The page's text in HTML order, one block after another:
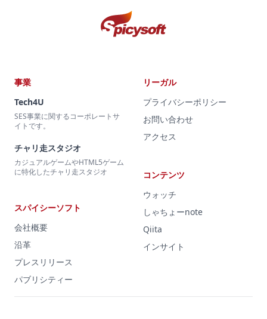
事業
Tech4U
SES事業に関するコーポレートサ
イトです。
チャリ走スタジオ
カジュアルゲームやHTML5ゲーム
に特化したチャリ走スタジオ
スパイシーソフト
会社概要
沿革
プレスリリース
パブリシティー
リーガル
プライバシーポリシー
お問い合わせ
アクセス
コンテンツ
ウォッチ
しゃちょーnote
Qiita
インサイト